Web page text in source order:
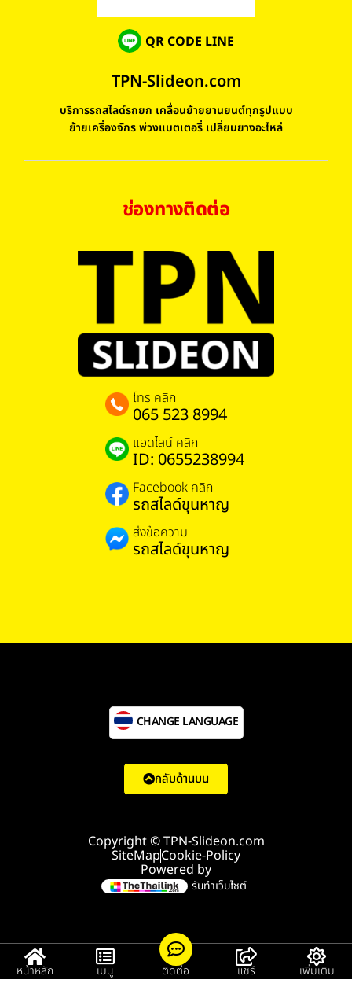
QR CODE LINE
TPN-Slideon.com
บริการรถสไลด์รถยก เคลื่อนย้ายยานยนต์ทุกรูปแบบ
ย้ายเครื่องจักร พ่วงแบตเตอรี่ เปลี่ยนยางอะไหล่
ช่องทางติดต่อ
โทร คลิก
065 523 8994
แอดไลน์ คลิก
ID: 0655238994
Facebook คลิก
รถสไลด์ขุนหาญ
ส่งข้อความ
รถสไลด์ขุนหาญ
Copyright © TPN-Slideon.com
SiteMapCookie-Policy
Powered by
รับทำเว็บไซต์
CHANGE LANGUAGE
กลับด้านบน
หน้าหลัก เมนู ติดต่อ แชร์ เพิ่มเติม